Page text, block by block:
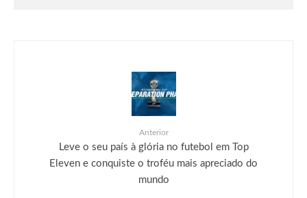
Anterior
Leve o seu país à glória no futebol em Top
Eleven e conquiste o troféu mais apreciado do
mundo